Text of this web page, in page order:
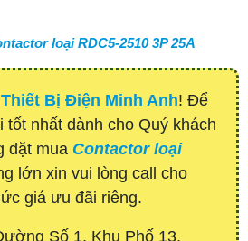
loại RDC5-2510 3P 25A
Thiết Bị Điện Minh Anh! Để
nhất dành cho Quý khách
đặt mua Contactor loại
lớn xin vui lòng call cho
giá ưu đãi riêng.
Số 1, Khu Phố 13,